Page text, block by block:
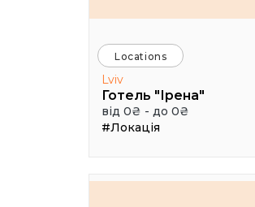
Locations
Lviv
Готель "Ірена"
від 0₴ - до 0₴
#Локація